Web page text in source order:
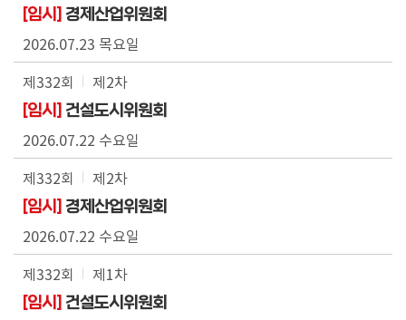
열
린
의
회
[임시] 경제산업위원회
2026.07.23 목요일
제332회
제2차
[임시] 건설도시위원회
2026.07.22 수요일
제332회
제2차
[임시] 경제산업위원회
2026.07.22 수요일
제332회
제1차
[임시] 건설도시위원회